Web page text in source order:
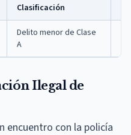
Clasificación
Delito menor de Clase
A
Ilegal de
encuentro con la policía